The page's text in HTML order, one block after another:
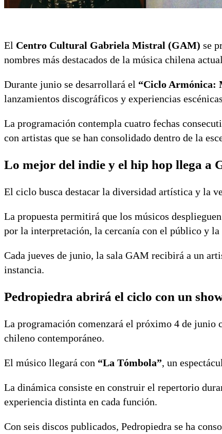
El Centro Cultural Gabriela Mistral (GAM) se
nombres más destacados de la música chilena
Durante junio se desarrollará el “Ciclo Armónica:
lanzamientos discográficos y experiencias
La programación contempla cuatro fechas
con artistas que se han consolidado dentro de la
Lo mejor del indie y el hip hop llega a
El ciclo busca destacar la diversidad artística y la
La propuesta permitirá que los músicos
por la interpretación, la cercanía con el público y
Cada jueves de junio, la sala GAM recibirá a un
instancia.
Pedropiedra abrirá el ciclo con un
La programación comenzará el próximo 4 de junio
chileno contemporáneo.
El músico llegará con “La Tómbola”, un
La dinámica consiste en construir el repertorio
experiencia distinta en cada función.
Con seis discos publicados, Pedropiedra se ha